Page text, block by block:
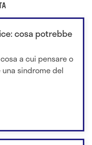
cosa potrebbe
a cui pensare o
sindrome del